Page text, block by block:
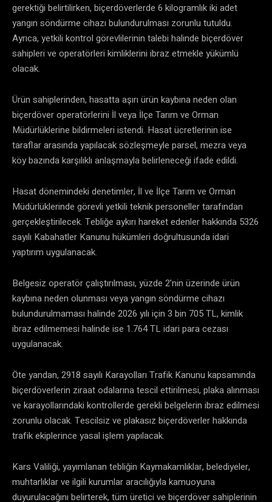
gerektiği belirtilirken, biçerdöverlerde 6 kilogramlık iki adet
yangın söndürme cihazı bulundurulması zorunlu tutuldu.
Ayrıca, yetkili kontrol görevlilerinin talebi halinde biçerdöver
sahipleri ve operatörleri kimliklerini ibraz etmekle yükümlü
olacak.
Ürün sahiplerinden, hasatta aşırı ürün kaybına neden olan
biçerdöver operatörlerini İl veya İlçe Tarım ve Orman
Müdürlüklerine bildirmeleri istendi. Hasat ücretlerinin ise
taraflar arasında yapılacak sözleşmeyle parsel, mezra veya
köy bazında karşılıklı anlaşmayla belirleneceği ifade edildi.
Hasat dönemindeki denetimler, İl ve İlçe Tarım ve Orman
Müdürlüklerinde görevli yetkili teknik personeller tarafından
gerçekleştirilecek. Tebliğe aykırı hareket edenler hakkında 5326
sayılı Kabahatler Kanunu hükümleri doğrultusunda idari
yaptırım uygulanacak.
Belgesiz operatör çalıştırılması, yüzde 2’nin üzerinde ürün
kaybına neden olunması veya yangın söndürme cihazı
bulundurulmaması halinde 2026 yılı için 3 bin 705 TL, kimlik
ibraz edilmemesi halinde ise 1.764 TL idari para cezası
uygulanacak.
Öte yandan, 2918 sayılı Karayolları Trafik Kanunu kapsamında
biçerdöverlerin ziraat odalarına tescil ettirilmesi, plaka alınması
ve karayollarındaki kontrollerde gerekli belgelerin ibraz edilmesi
zorunlu olacak. Tescilsiz ve plakasız biçerdöverler hakkında
trafik ekiplerince yasal işlem yapılacak.
Kars Valiliği, yayımlanan tebliğin Kaymakamlıklar, belediyeler,
muhtarlıklar ve ilgili kurumlar aracılığıyla kamuoyuna
duyurulacağını belirterek, tüm üretici ve biçerdöver sahiplerinin